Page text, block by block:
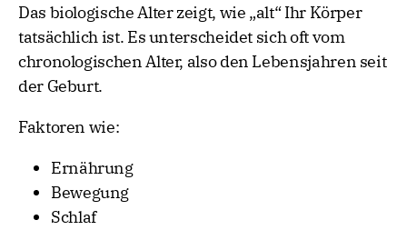
Das biologische Alter zeigt, wie „alt“ Ihr Körper
tatsächlich ist. Es unterscheidet sich oft vom
chronologischen Alter, also den Lebensjahren seit
der Geburt.
Faktoren wie:
Ernährung
Bewegung
Schlaf